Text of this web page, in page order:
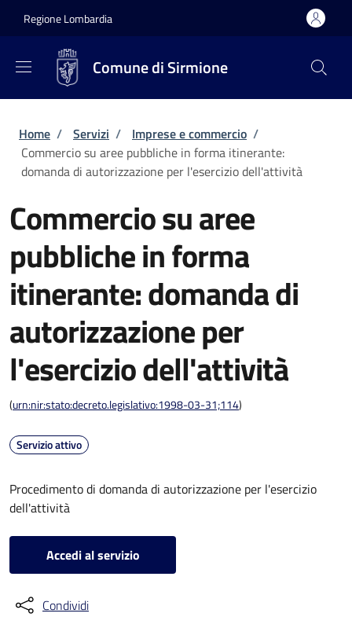
Regione Lombardia
Comune di Sirmione
Briciole di pane
Home / Servizi / Imprese e commercio /
Commercio su aree pubbliche in forma itinerante:
domanda di autorizzazione per l'esercizio dell'attività
Commercio su aree
pubbliche in forma
itinerante: domanda di
autorizzazione per
l'esercizio dell'attività
(urn:nir:stato:decreto.legislativo:1998-03-31;114)
Servizio attivo
Procedimento di domanda di autorizzazione per l'esercizio
dell'attività
Accedi al servizio
Condividi